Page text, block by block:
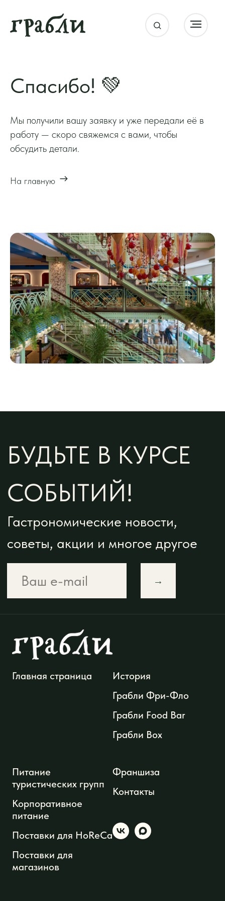
Спасибо! 💚
Мы получили вашу заявку и уже передали её в
работу — скоро свяжемся с вами, чтобы
обсудить детали.
На главную
БУДЬТЕ В КУРСЕ
СОБЫТИЙ!
Главная страница
История
Грабли Фри-Фло
Грабли Food Bar
Грабли Box
Питание
туристических групп
Корпоративное
питание
Поставки для HoReCa
Поставки для
магазинов
Франшиза
Контакты